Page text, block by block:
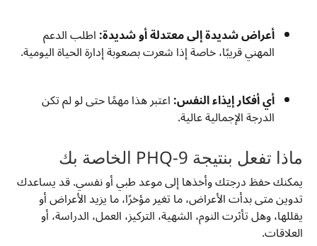
أعراض شديدة إلى معتدلة أو شديدة:اطلب الدعم
المهني قريبًا، خاصة إذا شعرت بصعوبة إدارة الحياة اليومية.
أي أفكار إيذاء النفس:اعتبر هذا مهمًا حتى لو لم تكن
الدرجة الإجمالية عالية.
ماذا تفعل بنتيجة PHQ-9 الخاصة بك
يمكنك حفظ درجتك وأخذها إلى موعد طبي أو نفسي. قد يساعدك
تدوين متى بدأت الأعراض، ما تغير مؤخرًا، ما يزيد الأعراض أو
يقللها، وهل تأثرت النوم، الشهية، التركيز، العمل، الدراسة، أو
العلاقات.